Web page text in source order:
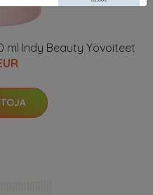
ml Indy Beauty Yövoiteet